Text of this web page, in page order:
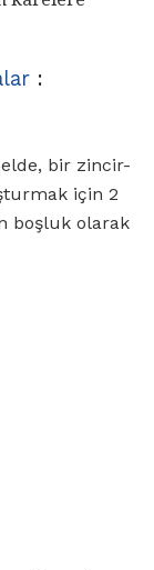
:
bir zincir-
için 2
boşluk olarak